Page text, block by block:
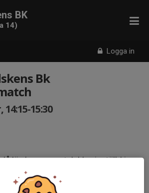
Logga in
BK
14)
Bk
15:30
lördagens match blev inställd i